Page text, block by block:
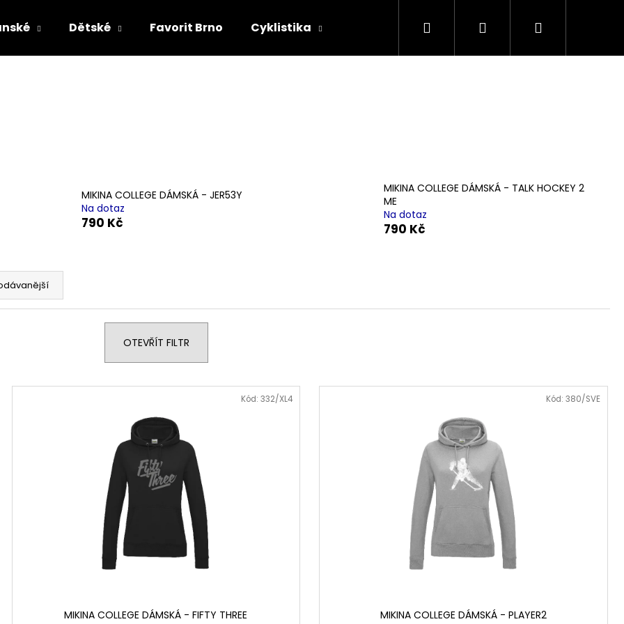
Dětské Favorit Brno Cyklistika Hledat PřihlášeníNákupní
MIKINA COLLEGE DÁMSKÁ - JER53Y
Na dotaz
790 Kč
MIKINA COLLEGE DÁMSKÁ - TALK HOCKEY 2
ME
Na dotaz
790 Kč
OTEVŘÍT FILTR
MIKINA COLLEGE DÁMSKÁ - FIFTY THREE
Kód: 332/XL4
MIKINA COLLEGE DÁMSKÁ - PLAYER2
Kód: 380/SVE